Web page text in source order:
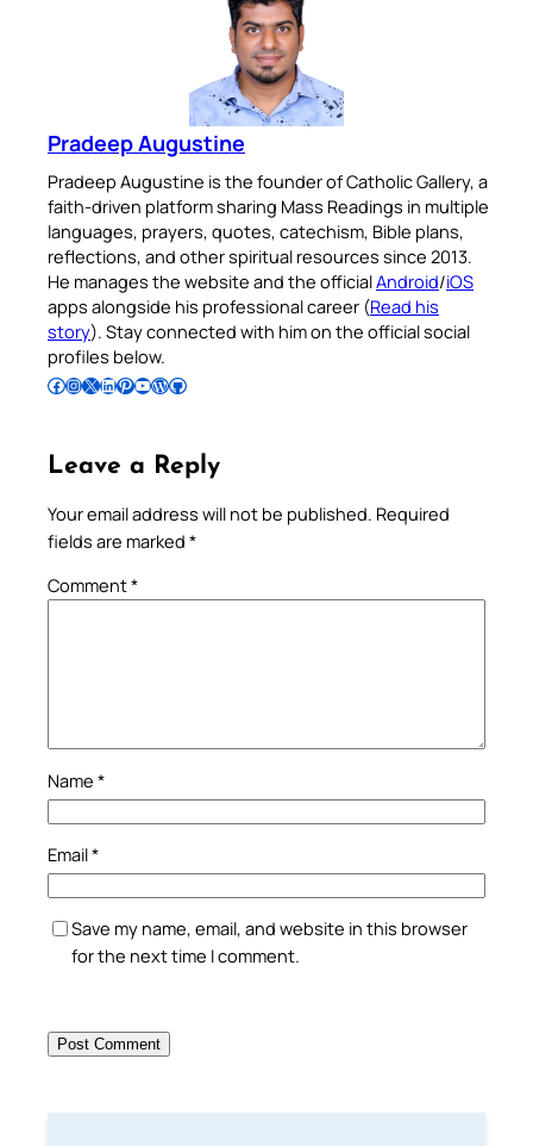
Pradeep Augustine
Pradeep Augustine is the founder of Catholic Gallery, a
faith-driven platform sharing Mass Readings in multiple
languages, prayers, quotes, catechism, Bible plans,
reflections, and other spiritual resources since 2013.
He manages the website and the officialAndroid/iOS
apps alongside his professional career (Read his
story). Stay connected with him on the official social
profiles below.
Follow Pradeep on Facebook Follow Pradeep on InstagramFollow Pradeep on X Follow Pradeep on LinkedIn Follow Pradeep on Pinterest Subscribe to Pradeep’s Youtube Channel Follow Pradeep on WordPress Follow Pradeep on GitHub
Leave a Reply
Your email address will not be published. Required
fields are marked *
Comment*
Name *
Email*
Save my name, email, and website in this browser
for the next time I comment.